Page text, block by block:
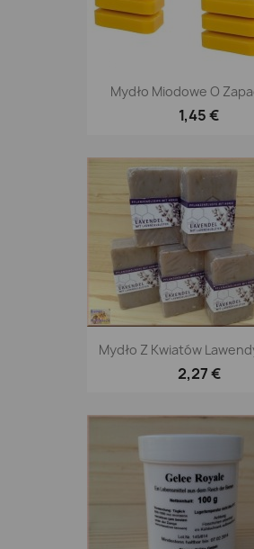
Mydło Miodowe O
1,45 €
Mydło Z Kwiatów
2,27 €